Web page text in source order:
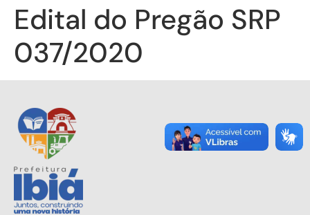
Edital do Pregão SRP
037/2020